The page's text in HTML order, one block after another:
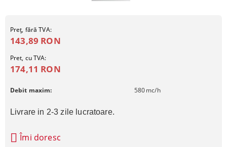
Preţ, fără TVA:
143,89 RON
Pret, cu TVA:
174,11 RON
Debit maxim: 580mc/h
Livrare in 2-3 zile lucratoare.
Îmi doresc